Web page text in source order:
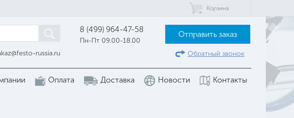
Корзина
russia.ru
8 (499) 964-47-58
Пн-Пт 09.00-18.00
Отправить заказ
Обратный звонок
Оплата Доставка Новости Контакты